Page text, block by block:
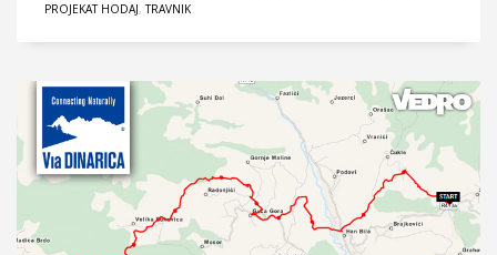
PROJEKAT HODAJ,TRAVNIK